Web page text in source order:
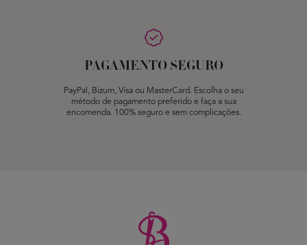
PAGAMENTO SEGURO
PayPal, Bizum, Visa ou MasterCard. Escolha o seu
método de pagamento preferido e faça a sua
encomenda. 100% seguro e sem complicações.